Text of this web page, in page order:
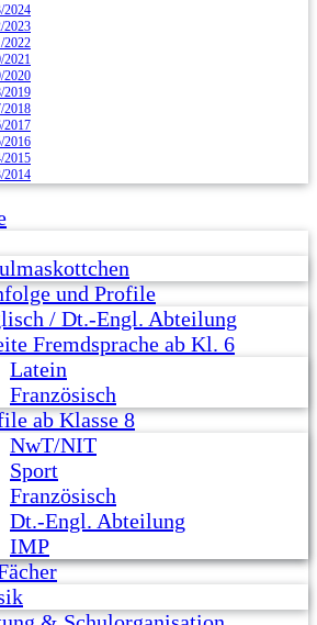
2024
2023
2022
2021
2020
2019
2018
2017
2016
2015
2014
und Profile
/ Dt.-Engl. Abteilung
Fremdsprache ab Kl. 6
Latein
Französisch
ab Klasse 8
NwT/NIT
Sport
Französisch
Dt.-Engl. Abteilung
IMP